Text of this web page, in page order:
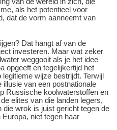
als het potentieel voor
dat de vorm aanneemt van
Dat hangt af van de
investeren. Maar wat zeker
weggooit als je het idee
opgeeft en tegelijkertijd het
wijze bestrijdt. Terwijl
van een postnationale
Russische koolwaterstoffen en
elites van die landen legers,
die wrok is juist gericht tegen de
niet tegen haar